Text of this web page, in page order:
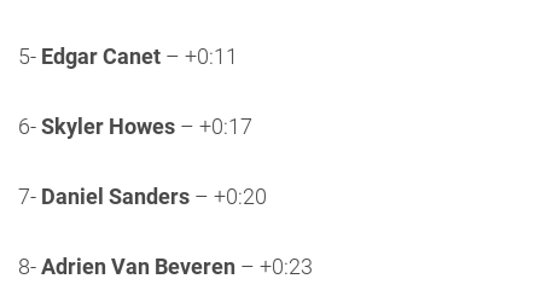
5- Edgar Canet – +0:11
6-Skyler Howes – +0:17
7- Daniel Sanders – +0:20
8-Adrien Van Beveren – +0:23